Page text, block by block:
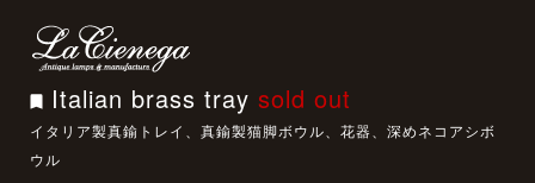
Italian brass traysold out
イタリア製真鍮トレイ、真鍮製猫脚ボウル、花器、深めネコアシボ
ウル